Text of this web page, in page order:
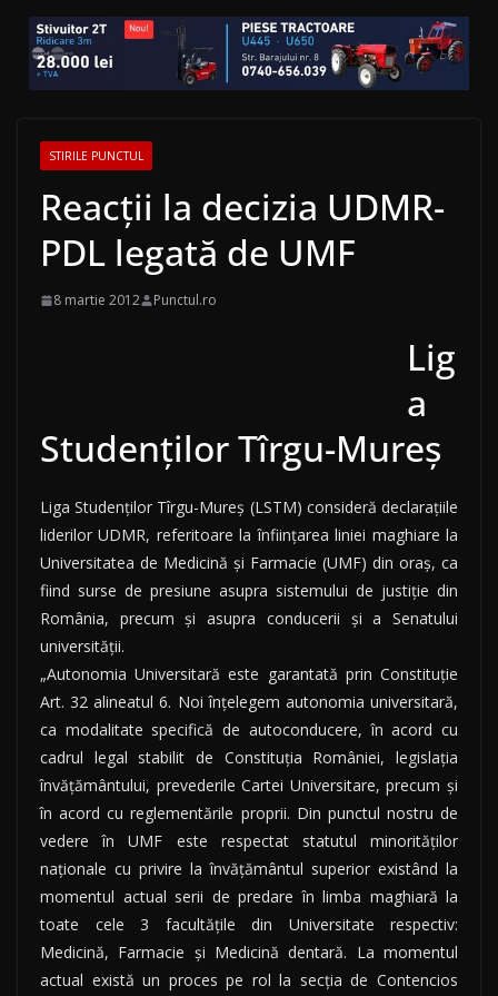
STIRILE PUNCTUL
Reacții la decizia UDMR-
PDL legată de UMF
8 martie 2012 Punctul.ro
Lig
a
Studenților Tîrgu-Mureș
Liga Studenţilor Tîrgu-Mureş (LSTM) consideră declaraţiile
liderilor UDMR, referitoare la înfiinţarea liniei maghiare la
Universitatea de Medicină şi Farmacie (UMF) din oraş, ca
fiind surse de presiune asupra sistemului de justiţie din
România, precum şi asupra conducerii şi a Senatului
universităţii.
„Autonomia Universitară este garantată prin Constituţie
Art. 32 alineatul 6. Noi înţelegem autonomia universitară,
ca modalitate specifică de autoconducere, în acord cu
cadrul legal stabilit de Constituţia României, legislaţia
învăţământului, prevederile Cartei Universitare, precum şi
în acord cu reglementările proprii. Din punctul nostru de
vedere în UMF este respectat statutul minorităţilor
naţionale cu privire la învăţământul superior existând la
momentul actual serii de predare în limba maghiară la
toate cele 3 facultăţile din Universitate respectiv:
Medicină, Farmacie şi Medicină dentară. La momentul
actual există un proces pe rol la secţia de Contencios